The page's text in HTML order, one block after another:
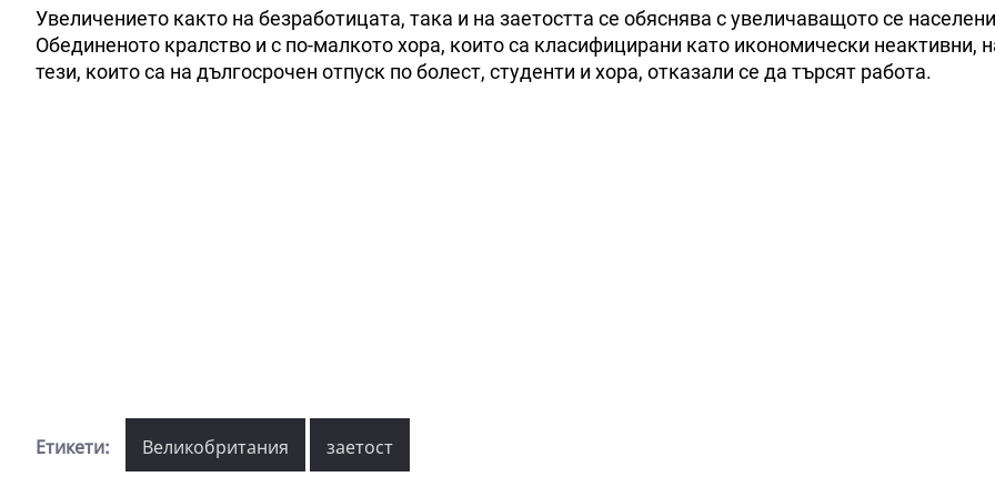
Увеличението както на безработицата, така и на заетостта се обяснява с увеличаващото се
Обединеното кралство и с по-малкото хора, които са класифицирани като икономически неактивни,
тези, които са на дългосрочен отпуск по болест, студенти и хора, отказали се да търсят работа.
Етикети: Великобритания заетост